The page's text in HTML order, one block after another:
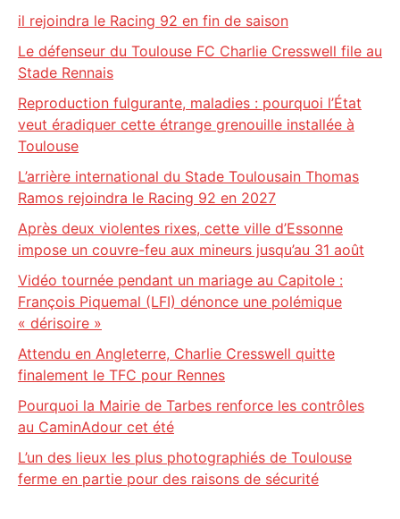
il rejoindra le Racing 92 en fin de saison
Le défenseur du Toulouse FC Charlie Cresswell file au
Stade Rennais
Reproduction fulgurante, maladies : pourquoi l’État
veut éradiquer cette étrange grenouille installée à
Toulouse
L’arrière international du Stade Toulousain Thomas
Ramos rejoindra le Racing 92 en 2027
Après deux violentes rixes, cette ville d’Essonne
impose un couvre-feu aux mineurs jusqu’au 31 août
Vidéo tournée pendant un mariage au Capitole :
François Piquemal (LFI) dénonce une polémique
« dérisoire »
Attendu en Angleterre, Charlie Cresswell quitte
finalement le TFC pour Rennes
Pourquoi la Mairie de Tarbes renforce les contrôles
au CaminAdour cet été
L’un des lieux les plus photographiés de Toulouse
ferme en partie pour des raisons de sécurité